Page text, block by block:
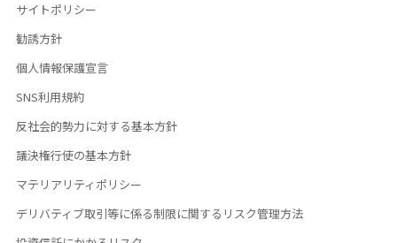
サイトポリシー
勧誘方針
個人情報保護宣言
SNS利用規約
反社会的勢力に対する基本方針
議決権行使の基本方針
マテリアリティポリシー
デリバティブ取引等に係る制限に関するリスク管理方法